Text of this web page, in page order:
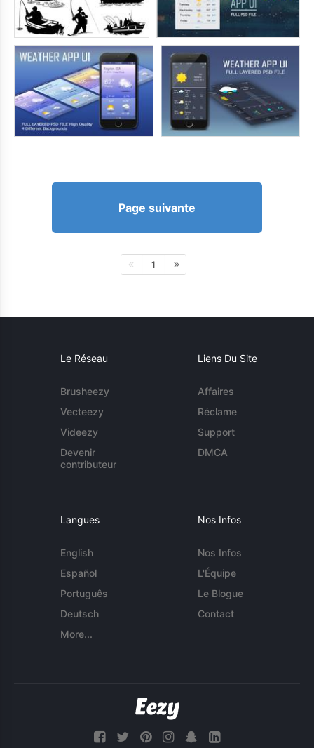
Page suivante
1
Le Réseau
Brusheezy
Vecteezy
Videezy
Devenir
contributeur
Liens Du Site
Affaires
Réclame
Support
DMCA
Langues
English
Español
Português
Deutsch
More...
Nos Infos
Nos Infos
L'Équipe
Le Blogue
Contact